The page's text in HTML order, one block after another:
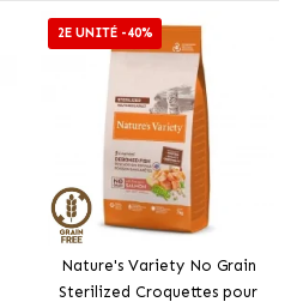
2E UNITÉ -40%
Nature's Variety No Grain
Sterilized Croquettes pour